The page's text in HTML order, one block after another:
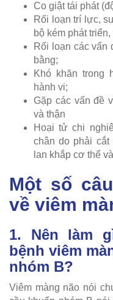
Co giật tái phát
Rối loạn trí lực,
bộ kém phát
Rối loạn các vấn
bằng;
Khó khăn trong
hành vi;
Gặp các vấn đề
và thận
Hoại tử chi
chân do phải cắt
lan khắp cơ thể
Một số
về viêm
1. Nên làm
bệnh viêm
nhóm B?
Viêm màng não nói